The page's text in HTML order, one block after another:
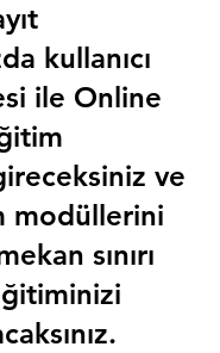
kullanıcı
ile Online
ve
modüllerini
sınırı